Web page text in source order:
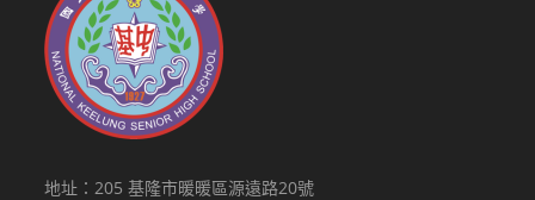
地址：205 基隆市暖暖區源遠路20號